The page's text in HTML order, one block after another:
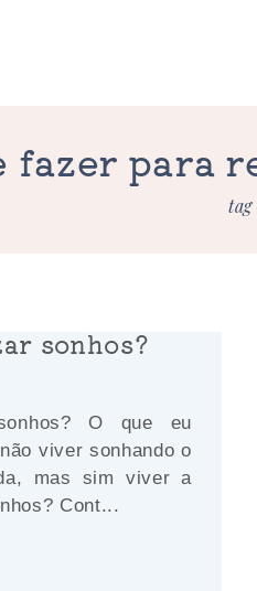
fazer para
tag
sonhos?
O que eu
viver sonhando o
mas sim viver a
Cont...